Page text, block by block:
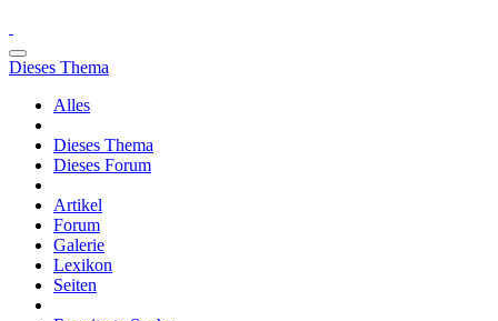
Dieses Thema
Alles
Dieses Thema
Dieses Forum
Artikel
Forum
Galerie
Lexikon
Seiten